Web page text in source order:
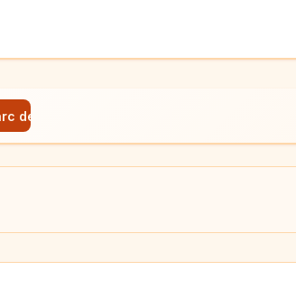
de Solveig von Schoultz